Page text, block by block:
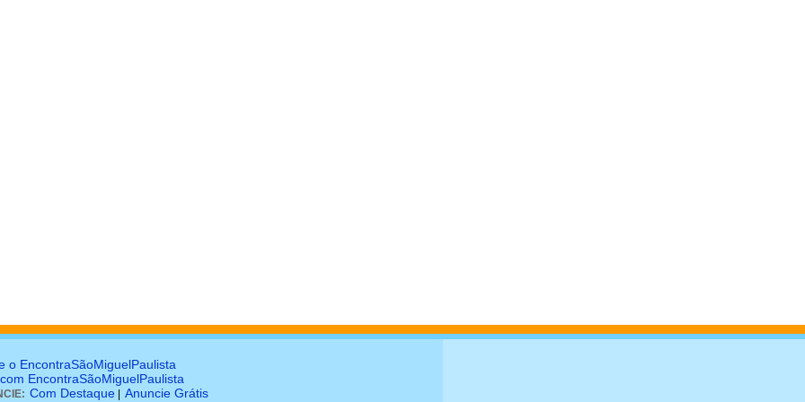
o EncontraSãoMiguelPaulista
EncontraSãoMiguelPaulista
Com Destaque Anuncie Grátis